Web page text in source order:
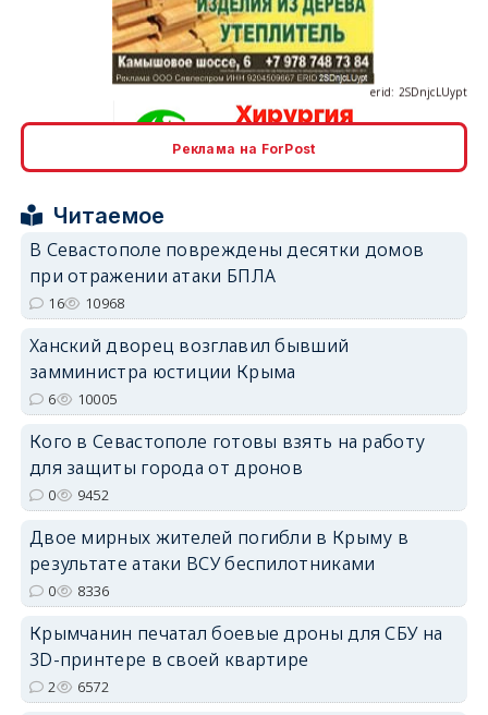
Реклама на ForPost
Читаемое
В Севастополе повреждены десятки домов
при отражении атаки БПЛА
16 10968
Ханский дворец возглавил бывший
замминистра юстиции Крыма
6 10005
Кого в Севастополе готовы взять на работу
для защиты города от дронов
0 9452
Двое мирных жителей погибли в Крыму в
результате атаки ВСУ беспилотниками
0 8336
Крымчанин печатал боевые дроны для СБУ на
3D-принтере в своей квартире
2 6572